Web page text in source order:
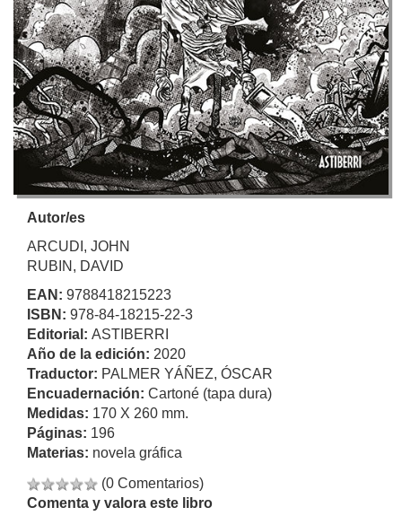
Autor/es
ARCUDI, JOHN
RUBIN, DAVID
EAN: 9788418215223
ISBN: 978-84-18215-22-3
Editorial: ASTIBERRI
Año de la edición: 2020
Traductor: PALMER YÁÑEZ, ÓSCAR
Encuadernación: Cartoné (tapa dura)
Medidas: 170 X 260 mm.
Páginas: 196
Materias: novela gráfica
(0 Comentarios)
Comenta y valora este libro